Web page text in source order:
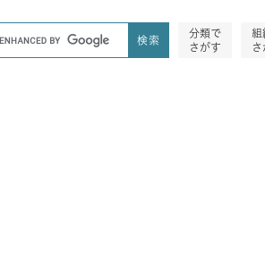
分類で
さがす
組
さ